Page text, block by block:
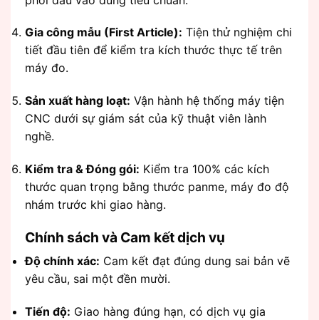
Gia công mẫu (First Article): Tiện thử nghiệm chi
tiết đầu tiên để kiểm tra kích thước thực tế trên
máy đo.
Sản xuất hàng loạt: Vận hành hệ thống máy tiện
CNC dưới sự giám sát của kỹ thuật viên lành
nghề.
Kiểm tra & Đóng gói: Kiểm tra 100% các kích
thước quan trọng bằng thước panme, máy đo độ
nhám trước khi giao hàng.
Chính sách và Cam kết dịch vụ
Độ chính xác: Cam kết đạt đúng dung sai bản vẽ
yêu cầu, sai một đền mười.
Tiến độ: Giao hàng đúng hạn, có dịch vụ gia